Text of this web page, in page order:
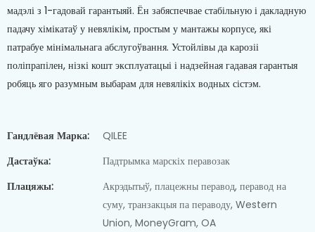
мадэлі з 1-гадовай гарантыяй. Ён забяспечвае стабільную і дакладную
падачу хімікатаў у невялікім, простым у мантажы корпусе, які
патрабуе мінімальнага абслугоўвання. Устойлівы да карозіі
поліпрапілен, нізкі кошт эксплуатацыі і надзейная гадавая гарантыя
робяць яго разумным выбарам для невялікіх водных сістэм.
Гандлёвая Марка:
QILEE
Дастаўка:
Падтрымка марскіх перавозак
Плацяжы:
Акрэдытыў, плацежны перавод, перавод на
суму, транзакцыя па пераводу, Western
Union, MoneyGram, OA